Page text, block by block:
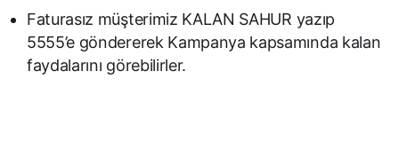
Faturasız müşterimiz KALAN SAHUR yazıp
5555’e göndererek Kampanya kapsamında kalan
faydalarını görebilirler.​​​